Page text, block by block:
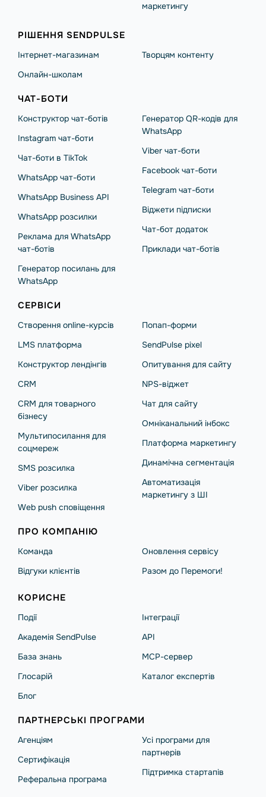
маркетингу
РІШЕННЯ SENDPULSE
Інтернет-магазинам
Онлайн-школам
Творцям контенту
ЧАТ-БОТИ
Конструктор чат-ботів
Instagram чат-боти
Чат-боти в TikTok
WhatsApp чат-боти
WhatsApp Business API
WhatsApp розсилки
Реклама для WhatsApp
чат-ботів
Генератор посилань для
WhatsApp
Генератор QR-кодів для
WhatsApp
Viber чат-боти
Facebook чат-боти
Telegram чат-боти
Віджети підписки
Чат-бот додаток
Приклади чат-ботів
СЕРВІСИ
Створення online-курсів
LMS платформа
Конструктор лендінгів
CRM
CRM для товарного
бізнесу
Мультипосилання для
соцмереж
SMS розсилка
Viber розсилка
Web push сповіщення
Попап-форми
SendPulse pixel
Опитування для сайту
NPS-віджет
Чат для сайту
Омніканальний інбокс
Платформа маркетингу
Динамічна сегментація
Автоматизація
маркетингу з ШІ
ПРО КОМПАНІЮ
Команда
Відгуки клієнтів
Оновлення сервісу
Разом до Перемоги!
КОРИСНЕ
Події
Академія SendPulse
База знань
Глосарій
Блог
Інтеграції
API
MCP-сервер
Каталог експертів
ПАРТНЕРСЬКІ ПРОГРАМИ
Агенціям
Сертифікація
Реферальна програма
Усі програми для
партнерів
Підтримка стартапів